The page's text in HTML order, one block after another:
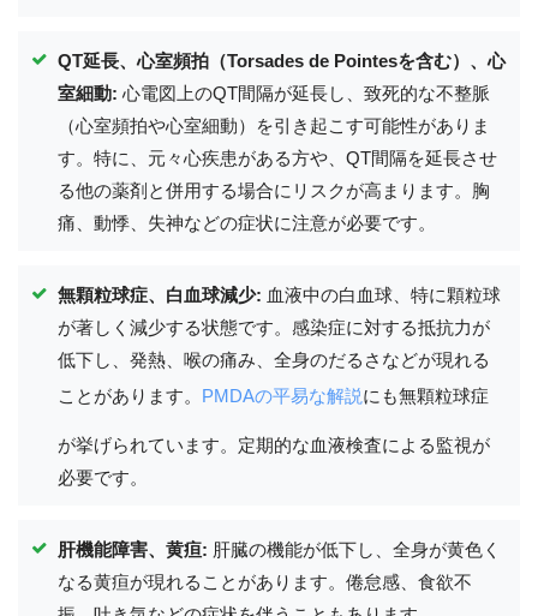
QT延長、心室頻拍（Torsades de Pointesを含む）、心
室細動: 心電図上のQT間隔が延長し、致死的な不整脈
（心室頻拍や心室細動）を引き起こす可能性がありま
す。特に、元々心疾患がある方や、QT間隔を延長させ
る他の薬剤と併用する場合にリスクが高まります。胸
痛、動悸、失神などの症状に注意が必要です。
無顆粒球症、白血球減少: 血液中の白血球、特に顆粒球
が著しく減少する状態です。感染症に対する抵抗力が
低下し、発熱、喉の痛み、全身のだるさなどが現れる
ことがあります。 PMDAの平易な解説にも無顆粒球症
が挙げられています。定期的な血液検査による監視が
必要です。
肝機能障害、黄疸: 肝臓の機能が低下し、全身が黄色く
なる黄疸が現れることがあります。倦怠感、食欲不